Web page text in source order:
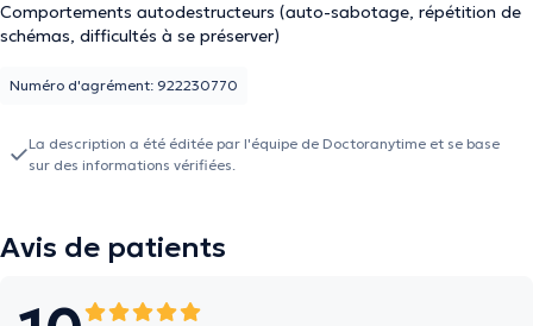
Comportements autodestructeurs (auto-sabotage, répétition de
schémas, difficultés à se préserver)
vie)
Numéro d'agrément: 922230770
La description a été éditée par l'équipe de Doctoranytime et se base
sur des informations vérifiées.
Avis de patients